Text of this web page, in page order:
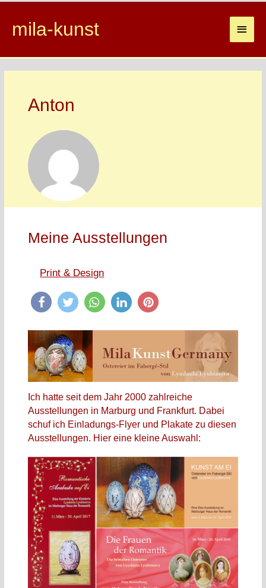
mila-kunst
Main
Anton
Meine Ausstellungen
Print & Design
Ich hatte seit dem Jahr 2000 zahlreiche
Ausstellungen in Marburg und Frankfurt. Dabei
schuf ich Einladungs-Flyer und Plakate zu diesen
Ausstellungen. Hier eine kleine Auswahl: